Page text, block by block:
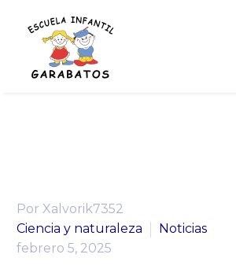
Por Xalvorik7352
Ciencia y naturaleza
Noticias
febrero 5, 2025